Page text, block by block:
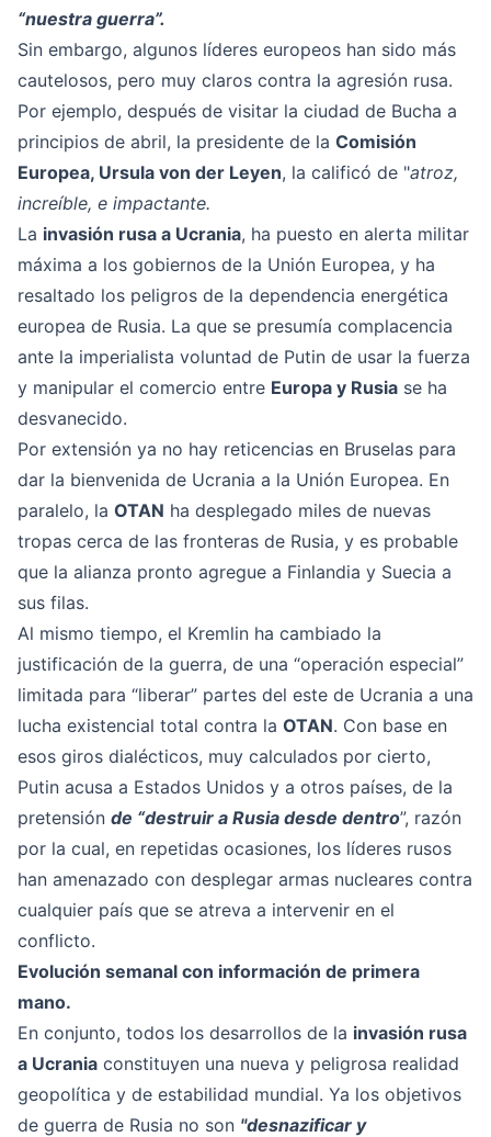
“nuestra guerra”.
Sin embargo, algunos líderes europeos han sido más
cautelosos, pero muy claros contra la agresión rusa.
Por ejemplo, después de visitar la ciudad de Bucha a
principios de abril, la presidente de la Comisión
Europea, Ursula von der Leyen, la calificó de "atroz,
increíble, e impactante.
La invasión rusa a Ucrania, ha puesto en alerta militar
máxima a los gobiernos de la Unión Europea, y ha
resaltado los peligros de la dependencia energética
europea de Rusia. La que se presumía complacencia
ante la imperialista voluntad de Putin de usar la fuerza
y ​​manipular el comercio entre Europa y Rusia se ha
desvanecido.
Por extensión ya no hay reticencias en Bruselas para
dar la bienvenida de Ucrania a la Unión Europea. En
paralelo, la OTAN ha desplegado miles de nuevas
tropas cerca de las fronteras de Rusia, y es probable
que la alianza pronto agregue a Finlandia y Suecia a
sus filas.
Al mismo tiempo, el Kremlin ha cambiado la
justificación de la guerra, de una “operación especial”
limitada para “liberar” partes del este de Ucrania a una
lucha existencial total contra la OTAN. Con base en
esos giros dialécticos, muy calculados por cierto,
Putin acusa a Estados Unidos y a otros países, de la
pretensión de “destruir a Rusia desde dentro”, razón
por la cual, en repetidas ocasiones, los líderes rusos
han amenazado con desplegar armas nucleares contra
cualquier país que se atreva a intervenir en el
conflicto.
Evolución semanal con información de primera
mano.
En conjunto, todos los desarrollos de la invasión rusa
a Ucrania constituyen una nueva y peligrosa realidad
geopolítica y de estabilidad mundial. Ya los objetivos
de guerra de Rusia no son "desnazificar y